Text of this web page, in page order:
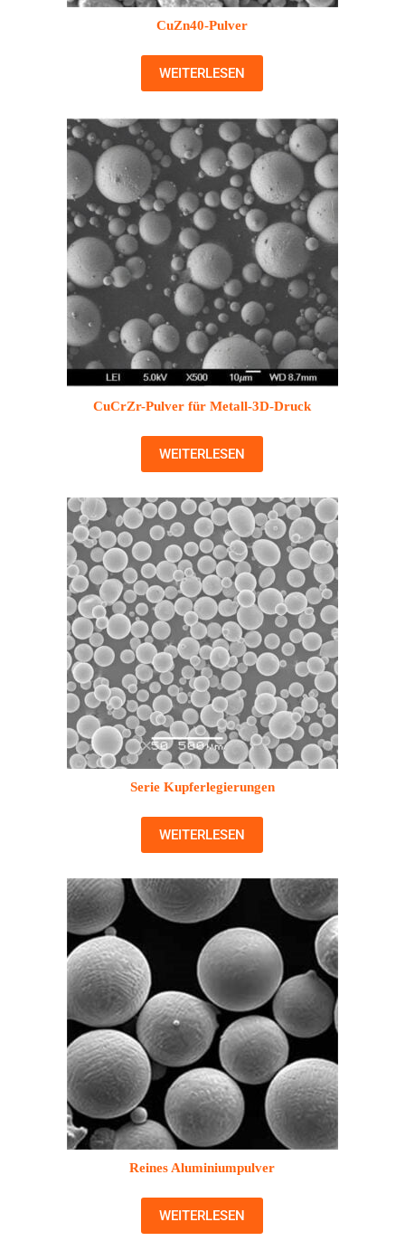
CuZn40-Pulver
WEITERLESEN
CuCrZr-Pulver für Metall-3D-Druck
WEITERLESEN
Serie Kupferlegierungen
WEITERLESEN
Reines Aluminiumpulver
WEITERLESEN